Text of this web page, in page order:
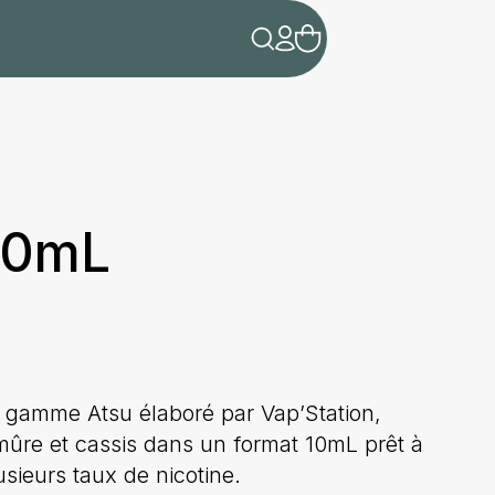
Atsu élaboré par Vap’Station,
et cassis dans un format 10mL prêt à
taux de nicotine.